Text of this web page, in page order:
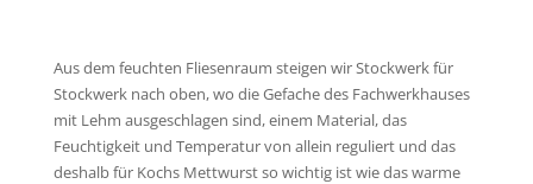
Aus dem feuchten Fliesenraum steigen wir Stockwerk für
Stockwerk nach oben, wo die Gefache des Fachwerkhauses
mit Lehm ausgeschlagen sind, einem Material, das
Feuchtigkeit und Temperatur von allein reguliert und das
deshalb für Kochs Mettwurst so wichtig ist wie das warme